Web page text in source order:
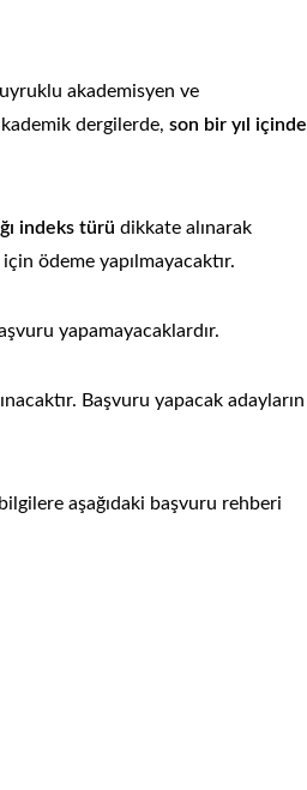
akademisyen ve
dergilerde, son bir yıl içinde
indeks türü dikkate alınarak
ödeme yapılmayacaktır.
yapamayacaklardır.
Başvuru yapacak adayların
aşağıdaki başvuru rehberi